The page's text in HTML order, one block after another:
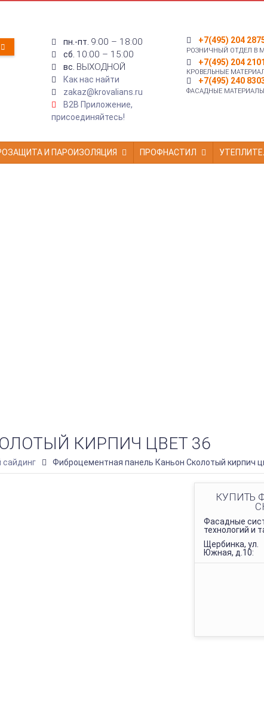
пн.-пт. 9:00 – 18:00
сб. 10:00 – 15:00
вс. ВЫХОДНОЙ
Как нас найти
zakaz@krovalians.ru
B2B Приложение,
присоединяйтесь!
+7(495) 204
РОЗНИЧНЫЙ ОТДЕЛ В
+7(495) 204 2101
КРОВЕЛЬНЫЕ
+7(495) 240
ФАСАДНЫЕ МАТЕРИАЛЫ
И ПАРОИЗОЛЯЦИЯ ПРОФНАСТИЛ
КИРПИЧ ЦВЕТ 36
Фиброцементная панель Каньон Сколотый кирпич
КУПИТЬ
Фасадные
технологий и
Щербинка, ул.
Южная, д.10: